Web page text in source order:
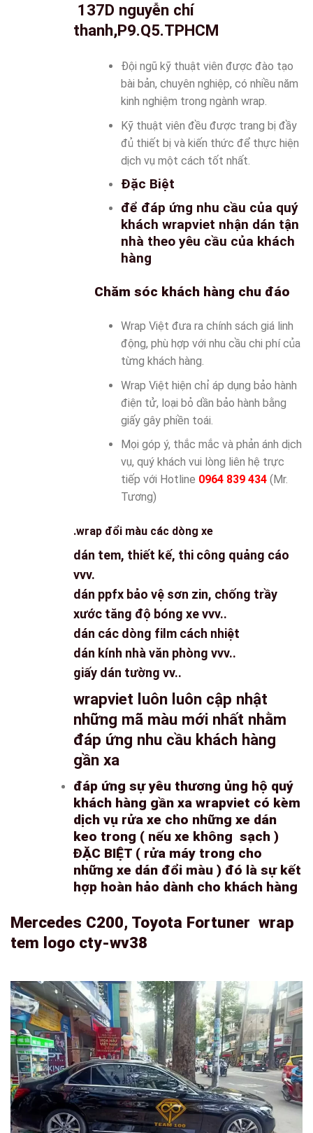
137D nguyễn chí
thanh,P9.Q5.TPHCM
Đội ngũ kỹ thuật viên được đào tạo
bài bản, chuyên nghiệp, có nhiều năm
kinh nghiệm trong ngành wrap.
Kỹ thuật viên đều được trang bị đầy
đủ thiết bị và kiến thức để thực hiện
dịch vụ một cách tốt nhất.
Đặc Biệt
để đáp ứng nhu cầu của quý
khách wrapviet nhận dán tận
nhà theo yêu cầu của khách
hàng
Chăm sóc khách hàng chu đáo
Wrap Việt đưa ra chính sách giá linh
động, phù hợp với nhu cầu chi phí của
từng khách hàng.
Wrap Việt hiện chỉ áp dụng bảo hành
điện tử, loại bỏ dần bảo hành bằng
giấy gây phiền toái.
Mọi góp ý, thắc mắc và phản ánh dịch
vụ, quý khách vui lòng liên hệ trực
tiếp với Hotline 0964 839 434(Mr.
Tương)
.wrap đổi màu các dòng xe
dán tem, thiết kế, thi công quảng cáo
vvv.
dán ppfx bảo vệ sơn zin, chống trầy
xước tăng độ bóng xe vvv..
dán các dòng film cách nhiệt
dán kính nhà văn phòng vvv..
giấy dán tường vv..
wrapviet luôn luôn cập nhật
những mã màu mới nhất nhằm
đáp ứng nhu cầu khách hàng
gần xa
đáp ứng sự yêu thương ủng hộ quý
khách hàng gần xa wrapviet có kèm
dịch vụ rửa xe cho những xe dán
keo trong ( nếu xe không sạch )
ĐẶC BIỆT ( rửa máy trong cho
những xe dán đổi màu ) đó là sự kết
hợp hoàn hảo dành cho khách hàng
Mercedes C200, Toyota Fortuner wrap
tem logo cty-wv38